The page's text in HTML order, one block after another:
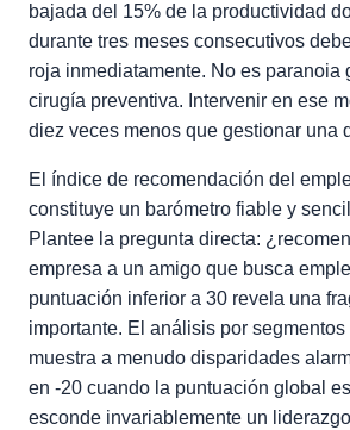
bajada del 15% de la productividad
durante tres meses consecutivos
roja inmediatamente. No es paranoia
cirugía preventiva. Intervenir en ese
diez veces menos que gestionar una
El índice de recomendación del
constituye un barómetro fiable y
Plantee la pregunta directa:
empresa a un amigo que busca
puntuación inferior a 30 revela una
importante. El análisis por
muestra a menudo disparidades
en -20 cuando la puntuación global
esconde invariablemente un